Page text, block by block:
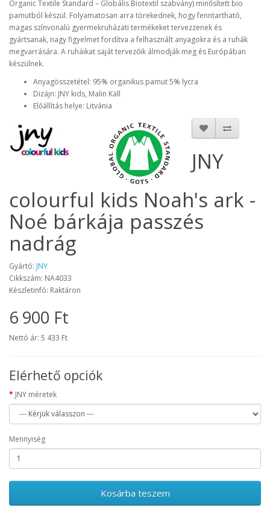
Organic Textile Standard – Globális Biotextil szabvány) minősített bio
pamutból készül. Folyamatosan arra törekednek, hogy fenntartható,
magas színvonalú gyermekruházati termékeket tervezzenek és
gyártsanak, nagy figyelmet fordítva a felhasznált anyagokra és a ruhák
megvarrására. A ruháikat saját tervezőik álmodják meg és Európában
készülnek.
Anyagösszetétel: 95% organikus pamut 5% lycra
Dizájn: JNY kids, Malin Käll
Előállítás helye: Litvánia
JNY
colourful kids Noah's ark -
Noé bárkája passzés
nadrág
Gyártó: JNY
Cikkszám: NA4033
Készletinfó: Raktáron
6 900 Ft
Nettó ár: 5 433 Ft
Elérhető opciók
JNY méretek
Mennyiség
Kosárba teszem